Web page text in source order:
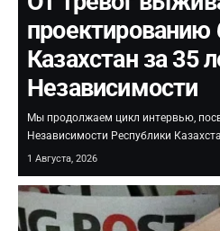
проектированию
Казахстан за 35
Независимости
Мы продолжаем цикл интервью,
Независимости Республики
1 Августа, 2026